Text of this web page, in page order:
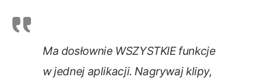
Ma dosłownie WSZYSTKIE funkcje
w jednej aplikacji. Nagrywaj klipy,